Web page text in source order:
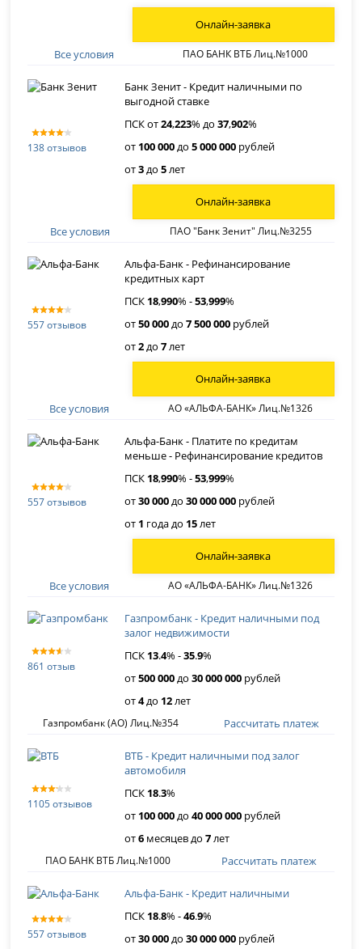
Все условия ПАО БАНК ВТБ Лиц.№1000
Онлайн-заявка
138 отзывов
Банк Зенит - Кредит наличными по
выгодной ставке
ПСК от24,223% до37,902%
от 100 000до5 000 000 рублей
от3до5лет
Все условия ПАО "Банк Зенит" Лиц.№3255
Онлайн-заявка
557 отзывов
Альфа-Банк - Рефинансирование
кредитных карт
ПСК 18,990% -53,999%
от50 000до7 500 000 рублей
от2до7лет
Все условия АО «АЛЬФА-БАНК» Лиц.№1326
Онлайн-заявка
557 отзывов
Альфа-Банк - Платите по кредитам
меньше - Рефинансирование кредитов
ПСК 18,990% -53,999%
от30 000до30 000 000 рублей
от 1 года до 15лет
Все условия АО «АЛЬФА-БАНК» Лиц.№1326
Онлайн-заявка
861 отзыв
Газпромбанк - Кредит наличными под
залог недвижимости
ПСК 13.4% -35.9%
от500 000до30 000 000 рублей
от4до 12лет
Газпромбанк (АО) Лиц.№354 Рассчитать платеж
1105 отзывов
ВТБ - Кредит наличными под залог
автомобиля
ПСК 18.3%
от 100 000до40 000 000 рублей
от6 месяцев до7лет
ПАО БАНК ВТБ Лиц.№1000 Рассчитать платеж
557 отзывов
Альфа-Банк - Кредит наличными
ПСК 18.8% -46.9%
от30 000до30 000 000 рублей